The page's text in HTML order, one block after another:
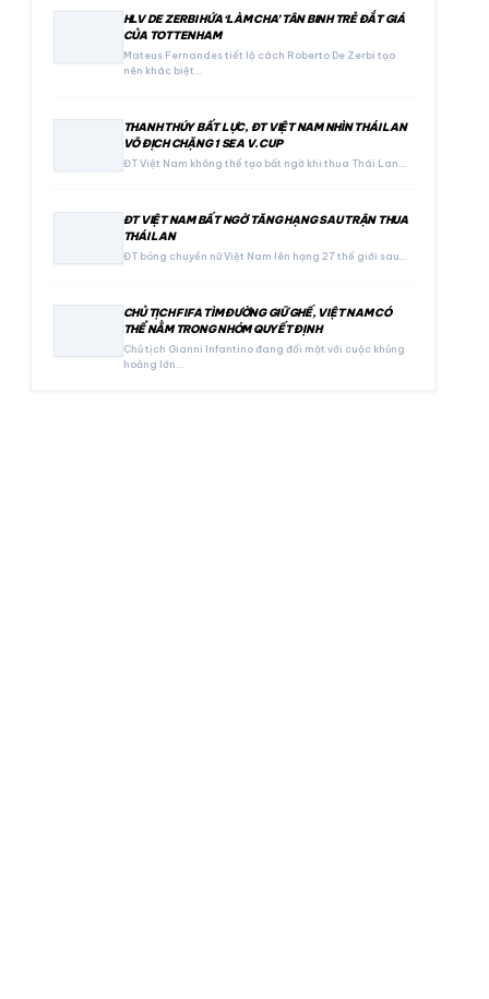
HLV DE ZERBI HỨA ‘LÀM CHA’ TÂN BINH TRẺ ĐẮT GIÁ
CỦA TOTTENHAM
Mateus Fernandes tiết lộ cách Roberto De Zerbi tạo
nên khác biệt…
THANH THÚY BẤT LỰC, ĐT VIỆT NAM NHÌN THÁI LAN
VÔ ĐỊCH CHẶNG 1 SEA V.CUP
ĐT Việt Nam không thể tạo bất ngờ khi thua Thái Lan…
ĐT VIỆT NAM BẤT NGỜ TĂNG HẠNG SAU TRẬN THUA
THÁI LAN
ĐT bóng chuyền nữ Việt Nam lên hạng 27 thế giới sau…
CHỦ TỊCH FIFA TÌM ĐƯỜNG GIỮ GHẾ, VIỆT NAM CÓ
THỂ NẰM TRONG NHÓM QUYẾT ĐỊNH
Chủ tịch Gianni Infantino đang đối mặt với cuộc khủng
hoảng lớn…